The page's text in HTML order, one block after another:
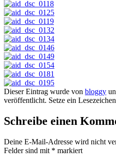
Dieser Eintrag wurde von bloggy
veröffentlicht. Setze ein
Schreibe einen
Deine E-Mail-Adresse wird nicht
Felder sind mit * markiert